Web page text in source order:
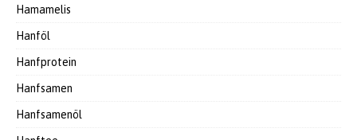
Hamamelis
Hanföl
Hanfprotein
Hanfsamen
Hanfsamenöl